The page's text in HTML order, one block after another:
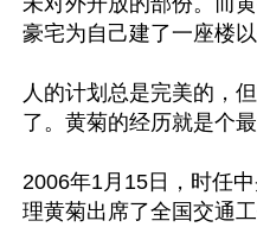
豪宅为自己建了一座楼
人的计划总是完美的，
了。黄菊的经历就是个最
2006年1月15日，时任
理黄菊出席了全国交通